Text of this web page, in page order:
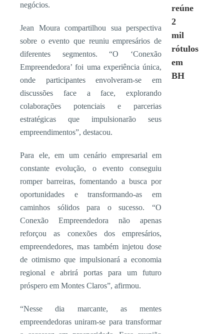
negócios.
Jean Moura compartilhou sua perspectiva
sobre o evento que reuniu empresários de
diferentes segmentos. “O ‘Conexão
Empreendedora’ foi uma experiência única,
onde participantes envolveram-se em
discussões face a face, explorando
colaborações potenciais e parcerias
estratégicas que impulsionarão seus
empreendimentos”, destacou.
Para ele, em um cenário empresarial em
constante evolução, o evento conseguiu
romper barreiras, fomentando a busca por
oportunidades e transformando-as em
caminhos sólidos para o sucesso. “O
Conexão Empreendedora não apenas
reforçou as conexões dos empresários,
empreendedores, mas também injetou dose
de otimismo que impulsionará a economia
regional e abrirá portas para um futuro
próspero em Montes Claros”, afirmou.
“Nesse dia marcante, as mentes
empreendedoras uniram-se para transformar
reúne
2
mil
rótulos
em
BH